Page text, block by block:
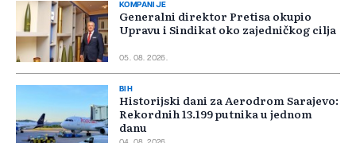
KOMPANIJE
Generalni direktor Pretisa okupio
Upravu i Sindikat oko zajedničkog cilja
05. 08. 2026.
BIH
Historijski dani za Aerodrom Sarajevo:
Rekordnih 13.199 putnika u jednom
danu